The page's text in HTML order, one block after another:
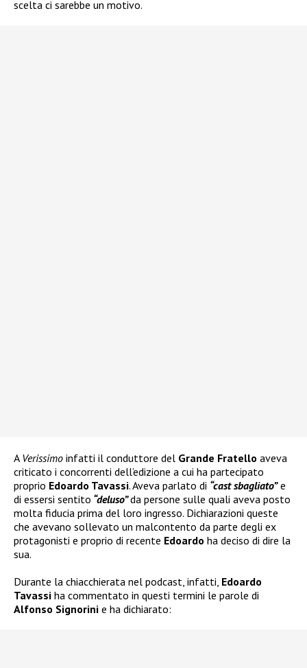
scelta ci sarebbe un motivo.
A Verissimo infatti il conduttore del Grande Fratello aveva
criticato i concorrenti dell’edizione a cui ha partecipato
proprio Edoardo Tavassi. Aveva parlato di “cast sbagliato”e
di essersi sentito “deluso”da persone sulle quali aveva posto
molta fiducia prima del loro ingresso. Dichiarazioni queste
che avevano sollevato un malcontento da parte degli ex
protagonisti e proprio di recente Edoardo ha deciso di dire la
sua.
Durante la chiacchierata nel podcast, infatti, Edoardo
Tavassi ha commentato in questi termini le parole di
Alfonso Signorini e ha dichiarato: